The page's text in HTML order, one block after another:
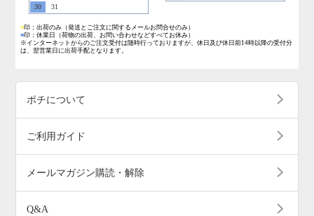
30
31
■印：出荷のみ （発送とご注文に関するメールお問合せのみ）
■印：休業日
（荷物の出荷、お問い合わせなどすべてお休み）
※インターネットからのご注文受付は随時行っておりますが、休日及び休日前14時以降の受付分
は、翌営業日に出荷手配となります。
ポチについて
ご利用ガイド
メールマガジン購読・解除
Q&A